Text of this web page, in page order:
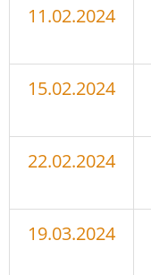
11.02.2024
15.02.2024
22.02.2024
19.03.2024